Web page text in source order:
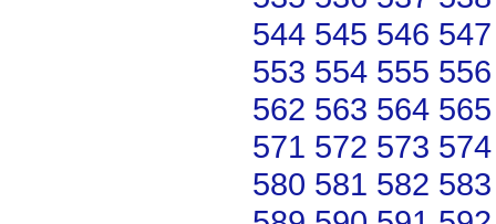
544 545 546 547
553 554 555 556
562 563 564 565
571 572 573 574
580 581 582 583